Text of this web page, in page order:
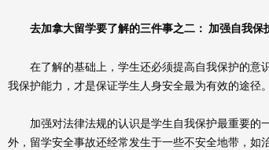
去加拿大留学要了解的三件事之二： 加强自我保
在了解的基础上，学生还必须提高自我保护的意
我保护能力，才是保证学生人身安全最为有效的途径。
加强对法律法规的认识是学生自我保护最重要的
外，留学安全事故还经常发生于一些不安全地带，